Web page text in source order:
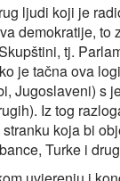
ljudi koji je
demokratije, to
tj.
je tačna ova
Jugoslaveni) s
Iz tog
koja bi
Turke i